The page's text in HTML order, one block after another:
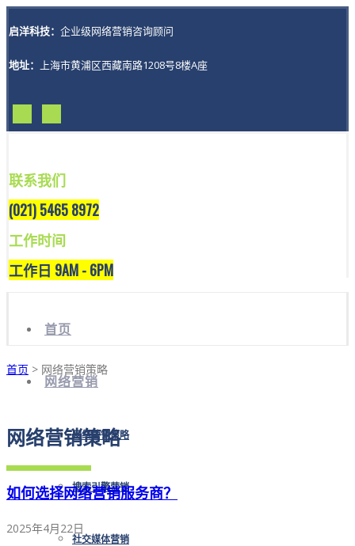
启洋科技： 企业级网络营销咨询顾问
地址： 上海市黄浦区西藏南路1208号8楼A座
联系我们
(021) 5465 8972
工作时间
工作日 9AM - 6PM
首页
网络营销
网络营销策略
搜索引擎营销
社交媒体营销
首页 > 网络营销策略
网络营销策略
如何选择网络营销服务商？
2025年4月22日